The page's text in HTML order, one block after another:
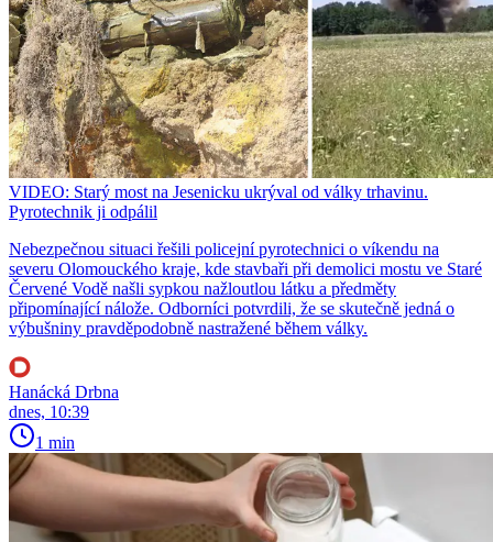
VIDEO: Starý most na Jesenicku ukrýval od války trhavinu.
Pyrotechnik ji odpálil
Nebezpečnou situaci řešili policejní pyrotechnici o víkendu na
severu Olomouckého kraje, kde stavbaři při demolici mostu ve Staré
Červené Vodě našli sypkou nažloutlou látku a předměty
připomínající nálože. Odborníci potvrdili, že se skutečně jedná o
výbušniny pravděpodobně nastražené během války.
Hanácká Drbna
dnes, 10:39
1 min